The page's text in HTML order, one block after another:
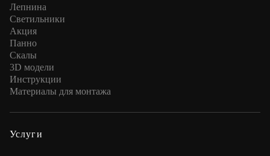
Лепнина
Cветильники
Акция
Панно
Скалы
3D модели
Инструкции
Материалы для монтажа
Услуги